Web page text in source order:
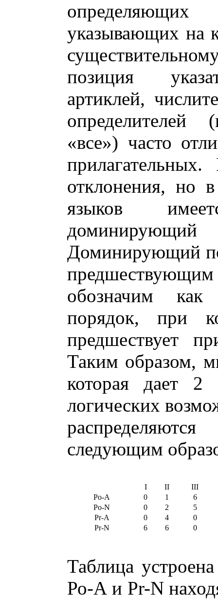
указывающих на
позиция
артиклей,
определителей
«все») часто
отклонения, но
языков
Доминирующий
обозначим
порядок, при
предшествует
Таким образом,
которая дает
логических
следующим
I II
III
Po-A
0 1
6
Po-N
0 2
5
Pr-A
0 4
0
Pr-N
6 6 0
Таблица
Ро-А и Pr-N